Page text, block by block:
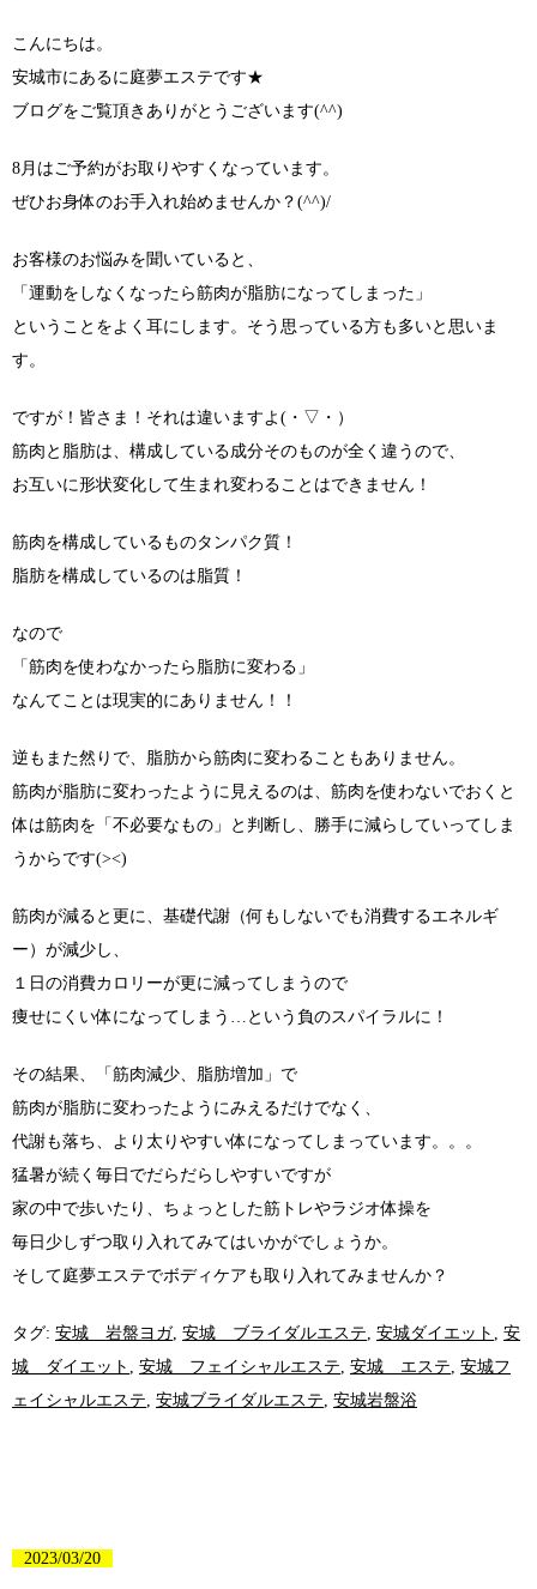
こんにちは。
安城市にあるに庭夢エステです★
ブログをご覧頂きありがとうございます(^^)
8月はご予約がお取りやすくなっています。
ぜひお身体のお手入れ始めませんか？(^^)/
お客様のお悩みを聞いていると、
「運動をしなくなったら筋肉が脂肪になってしまった」
ということをよく耳にします。そう思っている方も多いと思いま
す。
ですが！皆さま！それは違いますよ(・▽・）
筋肉と脂肪は、構成している成分そのものが全く違うので、
お互いに形状変化して生まれ変わることはできません！
筋肉を構成しているものタンパク質！
脂肪を構成しているのは脂質！
なので
「筋肉を使わなかったら脂肪に変わる」
なんてことは現実的にありません！！
逆もまた然りで、脂肪から筋肉に変わることもありません。
筋肉が脂肪に変わったように見えるのは、筋肉を使わないでおくと
体は筋肉を「不必要なもの」と判断し、勝手に減らしていってしま
うからです(><)
筋肉が減ると更に、基礎代謝（何もしないでも消費するエネルギ
ー）が減少し、
１日の消費カロリーが更に減ってしまうので
痩せにくい体になってしまう…という負のスパイラルに！
その結果、「筋肉減少、脂肪増加」で
筋肉が脂肪に変わったようにみえるだけでなく、
代謝も落ち、より太りやすい体になってしまっています。。。
猛暑が続く毎日でだらだらしやすいですが
家の中で歩いたり、ちょっとした筋トレやラジオ体操を
毎日少しずつ取り入れてみてはいかがでしょうか。
そして庭夢エステでボディケアも取り入れてみませんか？
タグ: 安城 岩盤ヨガ, 安城 ブライダルエステ, 安城ダイエット , 安
城 ダイエット , 安城 フェイシャルエステ, 安城 エステ, 安城フ
ェイシャルエステ, 安城ブライダルエステ, 安城岩盤浴
2023/03/20